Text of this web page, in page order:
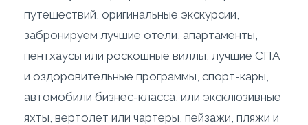
путешествий, оригинальные экскурсии,
забронируем лучшие отели, апартаменты,
пентхаусы или роскошные виллы, лучшие СПА
и оздоровительные программы, спорт-кары,
автомобили бизнес-класса, или эксклюзивные
яхты, вертолет или чартеры, пейзажи, пляжи и